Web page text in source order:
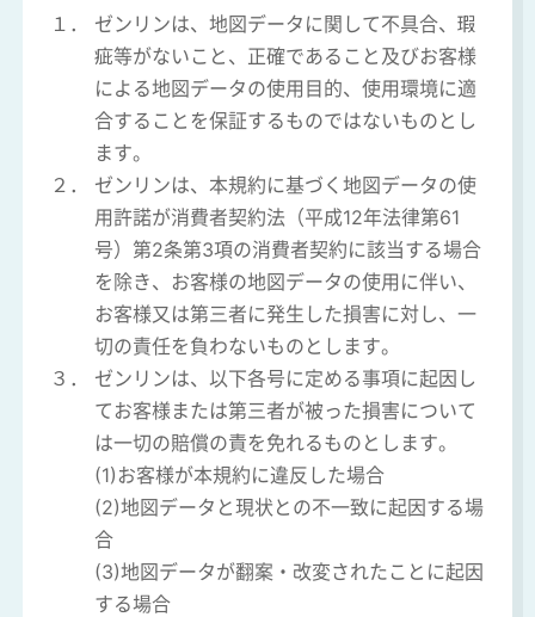
１．
ゼンリンは、地図データに関して不具合、瑕
疵等がないこと、正確であること及びお客様
による地図データの使用目的、使用環境に適
合することを保証するものではないものとし
ます。
２．
ゼンリンは、本規約に基づく地図データの使
用許諾が消費者契約法（平成12年法律第61
号）第2条第3項の消費者契約に該当する場合
を除き、お客様の地図データの使用に伴い、
お客様又は第三者に発生した損害に対し、一
切の責任を負わないものとします。
３．
ゼンリンは、以下各号に定める事項に起因し
てお客様または第三者が被った損害について
は一切の賠償の責を免れるものとします。
(1)お客様が本規約に違反した場合
(2)地図データと現状との不一致に起因する場
合
(3)地図データが翻案・改変されたことに起因
する場合